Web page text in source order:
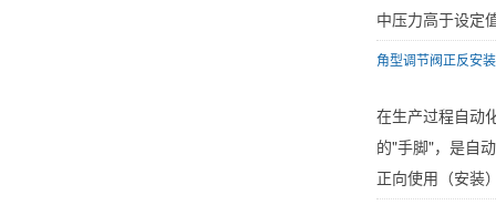
中压力高于设定
角型调节阀正反安
在生产过程自动
的"手脚"，是自
正向使用（安装